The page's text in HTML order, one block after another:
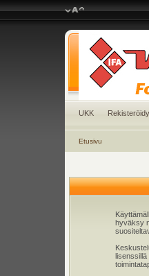
UKK Rekisteröidy
Etusivu
hyväksy